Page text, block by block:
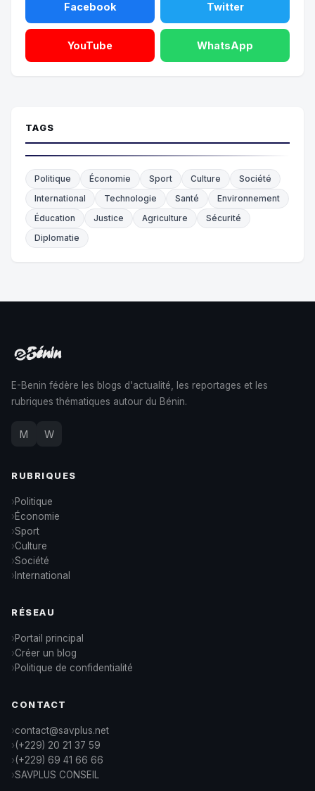
Facebook Twitter
YouTube WhatsApp
TAGS
Politique Économie Sport Culture
Société
International
Technologie Santé
Environnement
Éducation
Justice Agriculture
Sécurité
Diplomatie
E-Benin fédère les blogs d'actualité, les reportages et les
rubriques thématiques autour du Bénin.
M W
RUBRIQUES
Politique
Économie
Sport
Culture
Société
International
RÉSEAU
Portail principal
Créer un blog
Politique de confidentialité
CONTACT
contact@savplus.net
(+229) 20 21 37 59
(+229) 69 41 66 66
SAVPLUS CONSEIL